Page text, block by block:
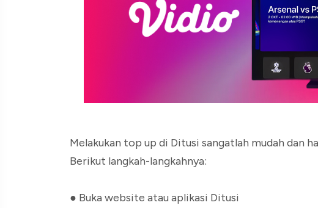
Melakukan top up di Ditusi sangatlah mudah dan
Berikut langkah-langkahnya:
● Buka website atau aplikasi Ditusi